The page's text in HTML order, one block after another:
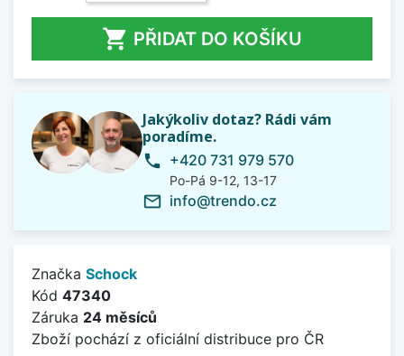
 PŘIDAT DO KOŠÍKU
Jakýkoliv dotaz? Rádi vám
poradíme.
phone +420 731 979 570
Po-Pá 9-12, 13-17
mail_outline info@trendo.cz
Značka Schock
Kód 47340
Záruka 24 měsíců
Zboží pochází z oficiální distribuce pro ČR